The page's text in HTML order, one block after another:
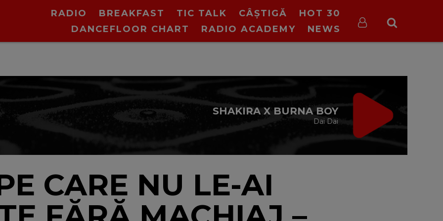
RADIO BREAKFAST TIC TALK CÂȘTIGĂ
HOT 30
DANCEFLOOR CHART
RADIO ACADEMY NEWS
BREAKFAST
CARE NU LE-AI